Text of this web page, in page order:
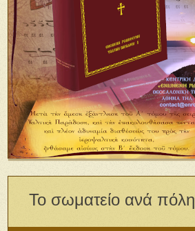
Το σωματείο ανά πόλη